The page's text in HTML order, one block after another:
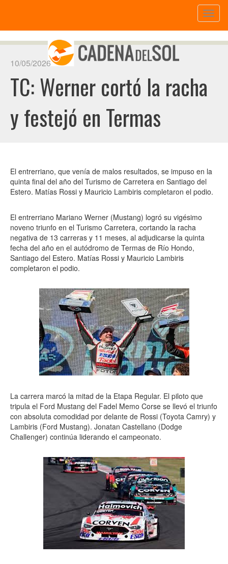
10/05/2026
TC: Werner cortó la racha
y festejó en Termas
El entrerriano, que venía de malos resultados, se impuso en la
quinta final del año del Turismo de Carretera en Santiago del
Estero. Matías Rossi y Mauricio Lambiris completaron el podio.
El entrerriano Mariano Werner (Mustang) logró su vigésimo
noveno triunfo en el Turismo Carretera, cortando la racha
negativa de 13 carreras y 11 meses, al adjudicarse la quinta
fecha del año en el autódromo de Termas de Río Hondo,
Santiago del Estero. Matías Rossi y Mauricio Lambiris
completaron el podio.
La carrera marcó la mitad de la Etapa Regular. El piloto que
tripula el Ford Mustang del Fadel Memo Corse se llevó el triunfo
con absoluta comodidad por delante de Rossi (Toyota Camry) y
Lambiris (Ford Mustang). Jonatan Castellano (Dodge
Challenger) continúa liderando el campeonato.